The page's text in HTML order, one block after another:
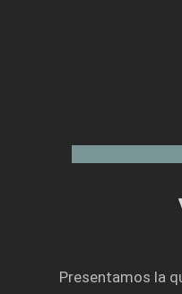
Presentamos la